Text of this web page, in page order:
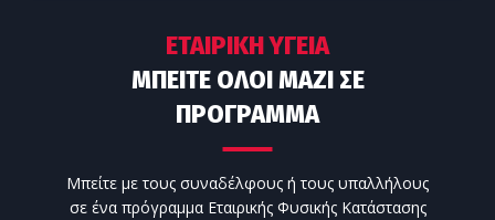
ΕΤΑΙΡΙΚΗ ΥΓΕΙΑ
ΜΠΕΙΤΕ ΟΛΟΙ ΜΑΖΙ ΣΕ
ΠΡΟΓΡΑΜΜΑ
Μπείτε με τους συναδέλφους ή τους υπαλλήλους
σε ένα πρόγραμμα Εταιρικής Φυσικής Κατάστασης